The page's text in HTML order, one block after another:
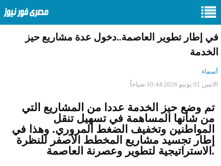
في إطار تطوير العاصمة..دخول عدة مشاريع حيز
الخدمة
أسماء
الاثنين 01 يونيو 2026 10:44 صباحاً
تم وضع حيز الخدمة عددا من المشاريع التي
من شأنها المساهمة في تسهيل تنقل
المواطنين وتخفيف الضغط المروري. وهذا في
إطار تجسيد مشاريع المخطط الأصفر للنظرة
الاستراتيجية لتطوير وعصرنة العاصمة.